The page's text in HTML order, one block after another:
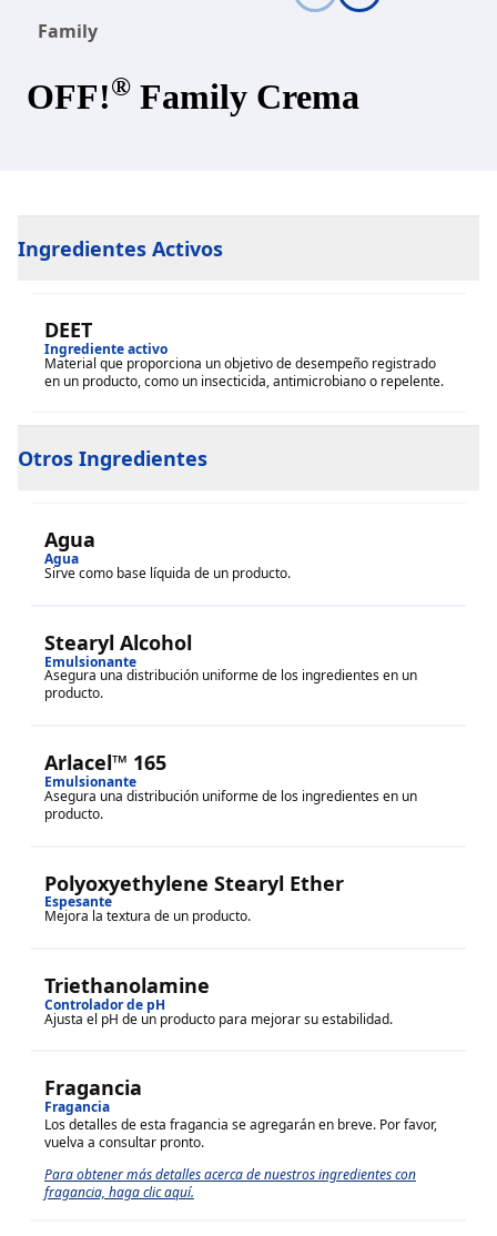
Family
OFF!® Family Crema
Ingredientes Activos
DEET
Ingrediente activo
Material que proporciona un objetivo de desempeño registrado
en un producto, como un insecticida, antimicrobiano o repelente.
Otros Ingredientes
Agua
Agua
Sirve como base líquida de un producto.
Stearyl Alcohol
Emulsionante
Asegura una distribución uniforme de los ingredientes en un
producto.
Arlacel™ 165
Emulsionante
Asegura una distribución uniforme de los ingredientes en un
producto.
Polyoxyethylene Stearyl Ether
Espesante
Mejora la textura de un producto.
Triethanolamine
Controlador de pH
Ajusta el pH de un producto para mejorar su estabilidad.
Fragancia
Fragancia
Los detalles de esta fragancia se agregarán en breve. Por favor,
vuelva a consultar pronto.
Para obtener más detalles acerca de nuestros ingredientes con
fragancia, haga clic aquí.